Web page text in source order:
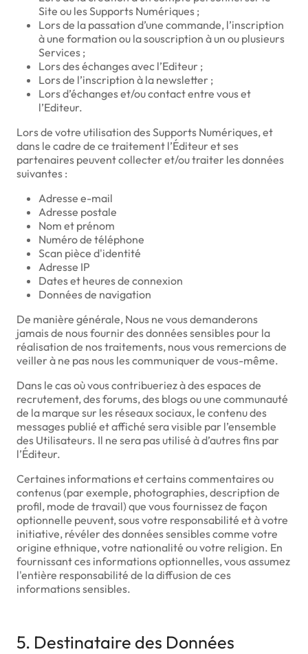
Site ou les Supports Numériques ;
Lors de la passation d’une commande, l’inscription
à une formation ou la souscription à un ou plusieurs
Services ;
Lors des échanges avec l’Editeur ;
Lors de l’inscription à la newsletter ;
Lors d’échanges et/ou contact entre vous et
l’Editeur.
Lors de votre utilisation des Supports Numériques, et
dans le cadre de ce traitement l’Éditeur et ses
partenaires peuvent collecter et/ou traiter les données
suivantes :
Adresse e-mail
Adresse postale
Nom et prénom
Numéro de téléphone
Scan pièce d'identité
Adresse IP
Dates et heures de connexion
Données de navigation
De manière générale, Nous ne vous demanderons
jamais de nous fournir des données sensibles pour la
réalisation de nos traitements, nous vous remercions de
veiller à ne pas nous les communiquer de vous-même.
Dans le cas où vous contribueriez à des espaces de
recrutement, des forums, des blogs ou une communauté
de la marque sur les réseaux sociaux, le contenu des
messages publié et affiché sera visible par l’ensemble
des Utilisateurs. Il ne sera pas utilisé à d’autres fins par
l’Éditeur.
Certaines informations et certains commentaires ou
contenus (par exemple, photographies, description de
profil, mode de travail) que vous fournissez de façon
optionnelle peuvent, sous votre responsabilité et à votre
initiative, révéler des données sensibles comme votre
origine ethnique, votre nationalité ou votre religion. En
fournissant ces informations optionnelles, vous assumez
l'entière responsabilité de la diffusion de ces
informations sensibles.
5. Destinataire des Données